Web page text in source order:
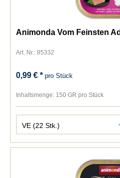
Animonda Vom Feinsten
Art. Nr.: 85332
0,99 € *pro Stück
Inhaltsmenge: 150 GR pro Stück